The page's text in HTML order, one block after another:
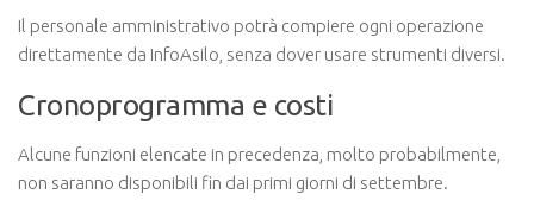
Il personale amministrativo potrà compiere ogni operazione
direttamente da InfoAsilo, senza dover usare strumenti diversi.
Cronoprogramma e costi
Alcune funzioni elencate in precedenza, molto probabilmente,
non saranno disponibili fin dai primi giorni di settembre.